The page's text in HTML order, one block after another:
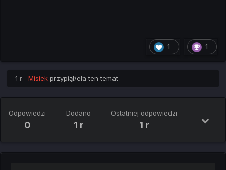
1 1
1 r Misiek przypiął/eła ten temat
Odpowiedzi
0
Dodano
1 r
Ostatniej odpowiedzi
1 r